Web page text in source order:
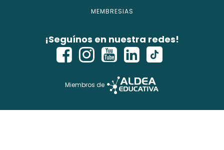
MEMBRESIAS
¡Seguínos en nuestra redes!
Miembros de